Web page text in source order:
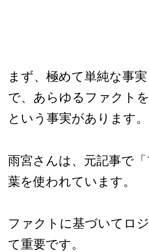
まず、極めて単純な事
で、あらゆるファクト
という事実があります。
雨宮さんは、元記事で
葉を使われています。
ファクトに基づいてロ
て重要です。